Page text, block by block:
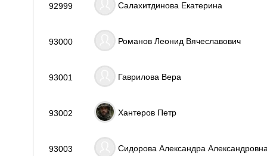
92999 Салахитдинова Екатерина
93000 Романов Леонид Вячеславович
93001 Гаврилова Вера
93002 Хантеров Петр
93003 Сидорова Александра